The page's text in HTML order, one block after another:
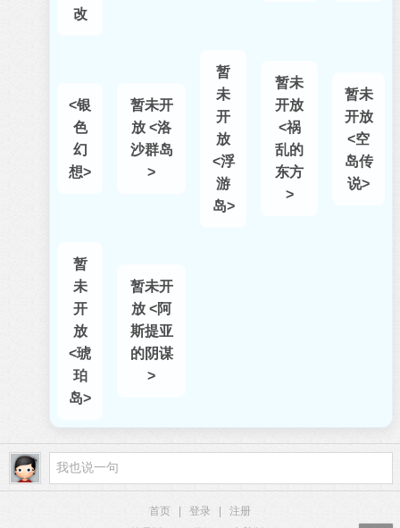
改
<银
色
幻
想>
暂未开
放 <洛
沙群岛
>
暂
未
开
放
<浮
游
岛>
暂未
开放
<祸
乱的
东方
>
暂未
开放
<空
岛传
说>
暂
未
开
放
<琥
珀
岛>
暂未开
放 <阿
斯提亚
的阴谋
>
首页 登录
注册